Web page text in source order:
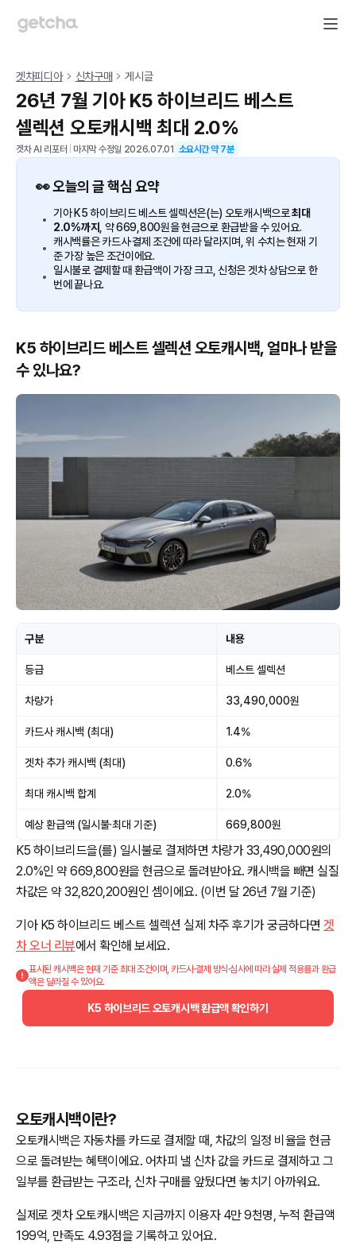
겟차피디아 신차구매 게시글
26년 7월 기아 K5 하이브리드 베스트
셀렉션 오토캐시백 최대 2.0%
겟차 AI 리포터 마지막 수정일 2026.07.01 소요시간 약7분
👀 오늘의 글 핵심 요약
기아 K5 하이브리드 베스트 셀렉션은(는) 오토캐시백으로최대
2.0%까지 , 약 669,800원을 현금으로 환급받을 수 있어요.
캐시백률은 카드사·결제 조건에 따라 달라지며, 위 수치는 현재 기
준 가장 높은 조건이에요.
일시불로 결제할 때 환급액이 가장 크고, 신청은 겟차 상담으로 한
번에 끝나요.
K5 하이브리드 베스트 셀렉션 오토캐시백, 얼마나 받을
수 있나요?
구분 내용
등급 베스트 셀렉션
차량가 33,490,000원
카드사 캐시백 (최대) 1.4%
겟차 추가 캐시백 (최대) 0.6%
최대 캐시백 합계 2.0%
예상 환급액 (일시불·최대 기준) 669,800원
K5 하이브리드을(를) 일시불로 결제하면 차량가 33,490,000원의
2.0%인 약 669,800원을 현금으로 돌려받아요. 캐시백을 빼면 실질
차값은 약 32,820,200원인 셈이에요. (이번 달 26년 7월 기준)
기아 K5 하이브리드 베스트 셀렉션 실제 차주 후기가 궁금하다면 겟
차 오너 리뷰에서 확인해 보세요.
표시된 캐시백은 현재 기준 최대 조건이며, 카드사·결제 방식·심사에 따라 실제 적용률과 환급
액은 달라질 수 있어요.
K5 하이브리드 오토캐시백 환급액 확인하기
오토캐시백이란?
오토캐시백은 자동차를 카드로 결제할 때, 차값의 일정 비율을 현금
으로 돌려받는 혜택이에요. 어차피 낼 신차 값을 카드로 결제하고 그
일부를 환급받는 구조라, 신차 구매를 앞뒀다면 놓치기 아까워요.
실제로 겟차 오토캐시백은 지금까지 이용자 4만 9천명, 누적 환급액
199억, 만족도 4.93점을 기록하고 있어요.